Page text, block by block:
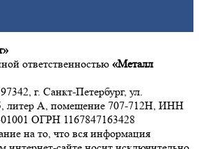
ответственностью «Металл
г. Санкт-Петербург, ул.
литер А, помещение 707-712Н, ИНН
ОГРН 1167847163428
на то, что вся информация